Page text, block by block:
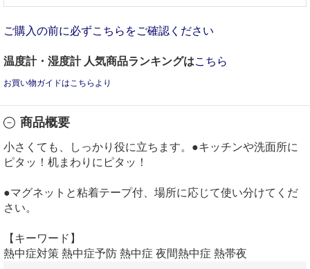
ご購入の前に必ずこちらをご確認ください
温度計・湿度計 人気商品ランキングはこちら
お買い物ガイドはこちらより
商品概要
小さくても、しっかり役に立ちます。●キッチンや洗面所に
ピタッ！机まわりにピタッ！
●マグネットと粘着テープ付、場所に応じて使い分けてくだ
さい。
【キーワード】
熱中症対策 熱中症予防 熱中症 夜間熱中症 熱帯夜